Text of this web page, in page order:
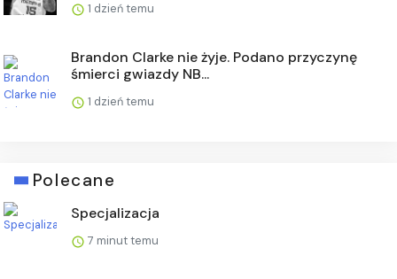
1 dzień temu
Brandon Clarke nie żyje. Podano przyczynę
śmierci gwiazdy NB...
1 dzień temu
Polecane
Specjalizacja
7 minut temu